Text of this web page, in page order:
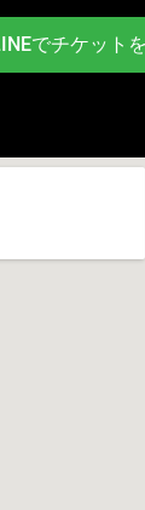
でチケット